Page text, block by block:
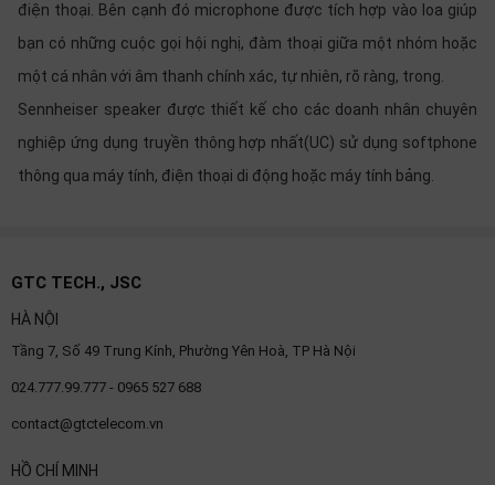
điện thoại. Bên cạnh đó microphone được tích hợp vào loa giúp
bạn có những cuộc gọi hội nghị, đàm thoại giữa một nhóm hoặc
một cá nhân với âm thanh chính xác, tự nhiên, rõ ràng, trong.
Sennheiser speaker được thiết kế cho các doanh nhân chuyên
nghiệp ứng dụng truyền thông hợp nhất(UC) sử dụng softphone
thông qua máy tính, điện thoại di động hoặc máy tính bảng.
GTC TECH., JSC
HÀ NỘI
Tầng 7, Số 49 Trung Kính, Phường Yên Hoà, TP Hà Nội
024.777.99.777 - 0965 527 688
contact@gtctelecom.vn
HỒ CHÍ MINH
Tiếng
việt
English